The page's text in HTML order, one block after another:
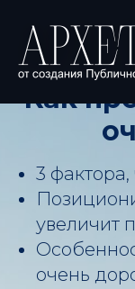
Как
3
увеличит
очень